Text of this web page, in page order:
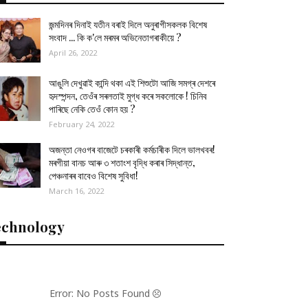
জন্মদিনৰ দিনাই যতীন বৰাই দিলে অনুৰাগীসকলক বিশেষ
সংবাদ ... কি ক'লে মৰমৰ অভিনেতাগৰাকীয়ে ?
April 26, 2022
আঙুলি দেখুৱাই কান্দি থকা এই শিশুটো আজি সমগ্ৰ দেশৰে
হৃদস্পন্দন, তেওঁৰ সৰলতাই মুগ্ধ কৰে সকলোকে ! চিনিব
পাৰিছে নেকি তেওঁ কোন হয় ?
February 24, 2022
অজন্তা নেওগৰ বাজেটে চৰকাৰী কৰ্মচাৰীক দিলে ভালখবৰ!
মৰগীয়া বানচ আৰু ৩ শতাংশ বৃদ্ধি কৰাৰ সিদ্ধান্ত,
পেঞ্চনাৰৰ বাবেও বিশেষ সুবিধা!
March 16, 2022
Error: No Posts Found